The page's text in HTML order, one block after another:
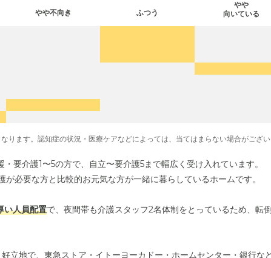
やや不向き ふつう
やや
向いている
ります。認知症の状況・医療ケアなどによっては、当てはまらない場合がござい
要介護1〜5の方で、自立〜要介護5まで幅広く受け入れています。
必要な方と比較的お元気な方が一緒に暮らしているホームです。
い人員配置で、夜間帯も介護スタッフ2名体制をとっているため、転
立地で、東急ストア・イトーヨーカドー・ホームセンター・銀行な